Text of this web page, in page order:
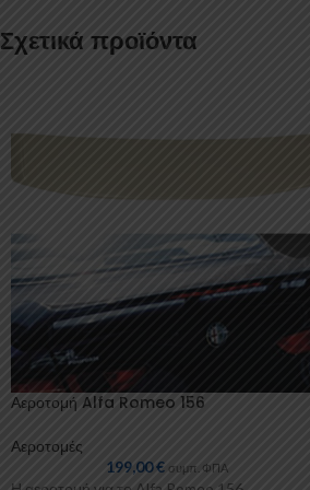
Σχετικά προϊόντα
Αεροτομή Alfa Romeo 156
Αεροτομές
199,00€ συμπ. ΦΠΑ